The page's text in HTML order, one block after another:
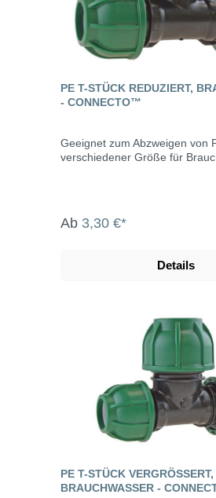
PE T-STÜCK REDUZIERT,
- CONNECTO™
Geeignet zum Abzweigen von
verschiedener Größe für
Ab 3,30 €*
Details
PE T-STÜCK VERGRÖSSERT, B
RAUCHWASSER -